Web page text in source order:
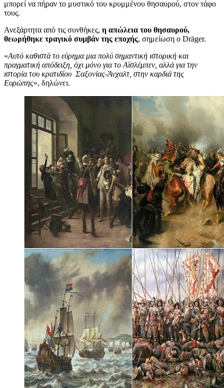
μπορεί να πήραν το μυστικό του κρυμμένου θησαυρού, στον τάφο
τους.
Ανεξάρτητα από τις συνθήκες, η απώλεια του θησαυρού,
θεωρήθηκε τραγικό συμβάν της εποχής, σημείωση ο Dräger.
«Αυτό καθιστά το εύρημα μια πολύ σημαντική ιστορική και
πραγματική απόδειξη, όχι μόνο για το Αϊσλέμπεν, αλλά για την
ιστορία του κρατιδίου Σαξoνίας-Άνχαλτ, στην καρδιά της
Ευρώπης», δηλώνει.